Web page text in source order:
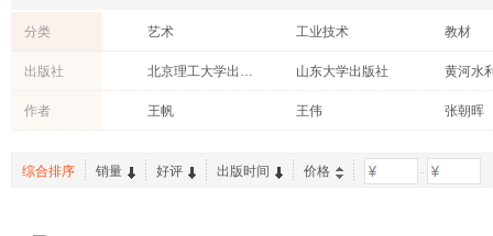
分类 艺术 工业技术
教材
计算机/网络
经济
考试
出版社 北京理工大学出版社 山东大学出版社
黄河水
中国税务出版社
中国电力出版社 中国宇
作者 王帆 王伟 张朝晖
综合排序 销量 好评 出版时间 价格 -